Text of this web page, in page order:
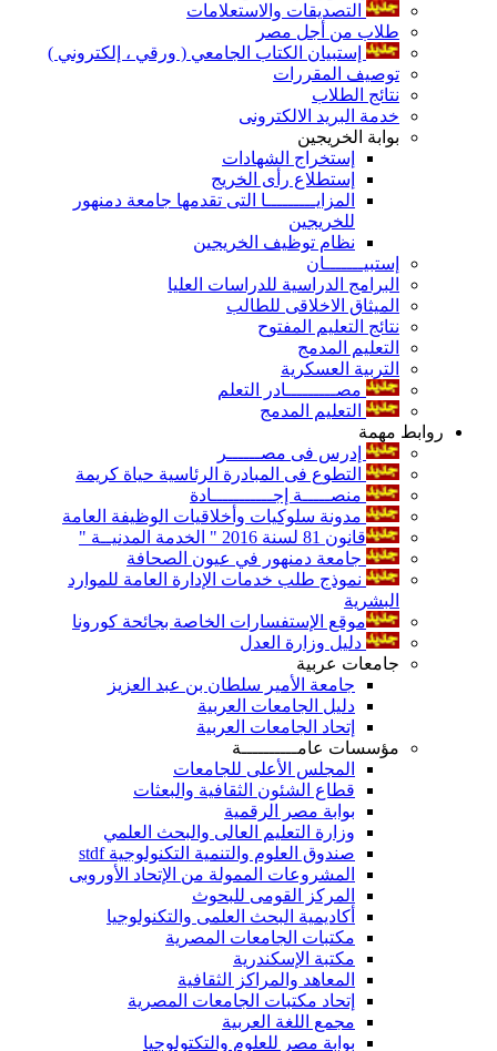
التصديقات والاستعلامات
طلاب من أجل مصر
إستبيان الكتاب الجامعي ( ورقي ، إلكتروني )
توصيف المقررات
نتائج الطلاب
خدمة البريد الالكترونى
بوابة الخريجين
إستخراج الشهادات
إستطلاع رأى الخريج
المزايـــــــــا التى تقدمها جامعة دمنهور
للخريجين
نظام توظيف الخريجين
إستبيـــــــان
البرامج الدراسية للدراسات العليا
الميثاق الاخلاقى للطالب
نتائج التعليم المفتوح
التعليم المدمج
التربية العسكرية
مصـــــــــادر التعلم
التعليم المدمج
روابط مهمة
إدرس فى مصــــــر
التطوع فى المبادرة الرئاسية حياة كريمة
منصـــــة إجـــــــــــادة
مدونة سلوكيات وأخلاقيات الوظيفة العامة
قانون 81 لسنة 2016 " الخدمة المدنيــة "
جامعة دمنهور في عيون الصحافة
نموذج طلب خدمات الإدارة العامة للموارد
البشرية
موقع الإستفسارات الخاصة بجائحة كورونا
دليل وزارة العدل
جامعات عربية
جامعة الأمير سلطان بن عبد العزيز
دليل الجامعات العربية
إتحاد الجامعات العربية
مؤسسات عامــــــــــة
المجلس الأعلى للجامعات
قطاع الشئون الثقافية والبعثات
بوابة مصر الرقمية
وزارة التعليم العالى والبحث العلمي
صندوق العلوم والتنمية التكنولوجية stdf
المشروعات الممولة من الإتحاد الأوروبى
المركز القومى للبحوث
أكاديمية البحث العلمى والتكنولوجيا
مكتبات الجامعات المصرية
مكتبة الإسكندرية
المعاهد والمراكز الثقافية
إتحاد مكتبات الجامعات المصرية
مجمع اللغة العربية
بوابة مصر للعلوم والتكتولوجيا